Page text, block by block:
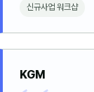
신규사업 워크샵
KGM